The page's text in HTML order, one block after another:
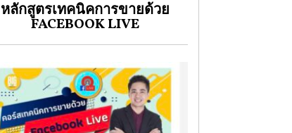
หลักสูตรเทคนิคการขายด้วย
FACEBOOK LIVE